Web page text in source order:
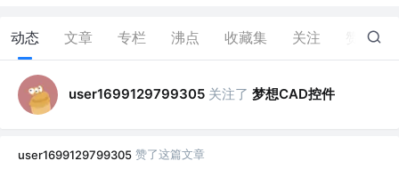
动态 文章 专栏 沸点 收藏集 关注 46
user1699129799305 关注了 梦想CAD控件
user1699129799305 赞了这篇文章